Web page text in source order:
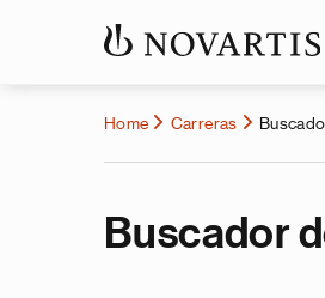
Home Carreras
Buscador